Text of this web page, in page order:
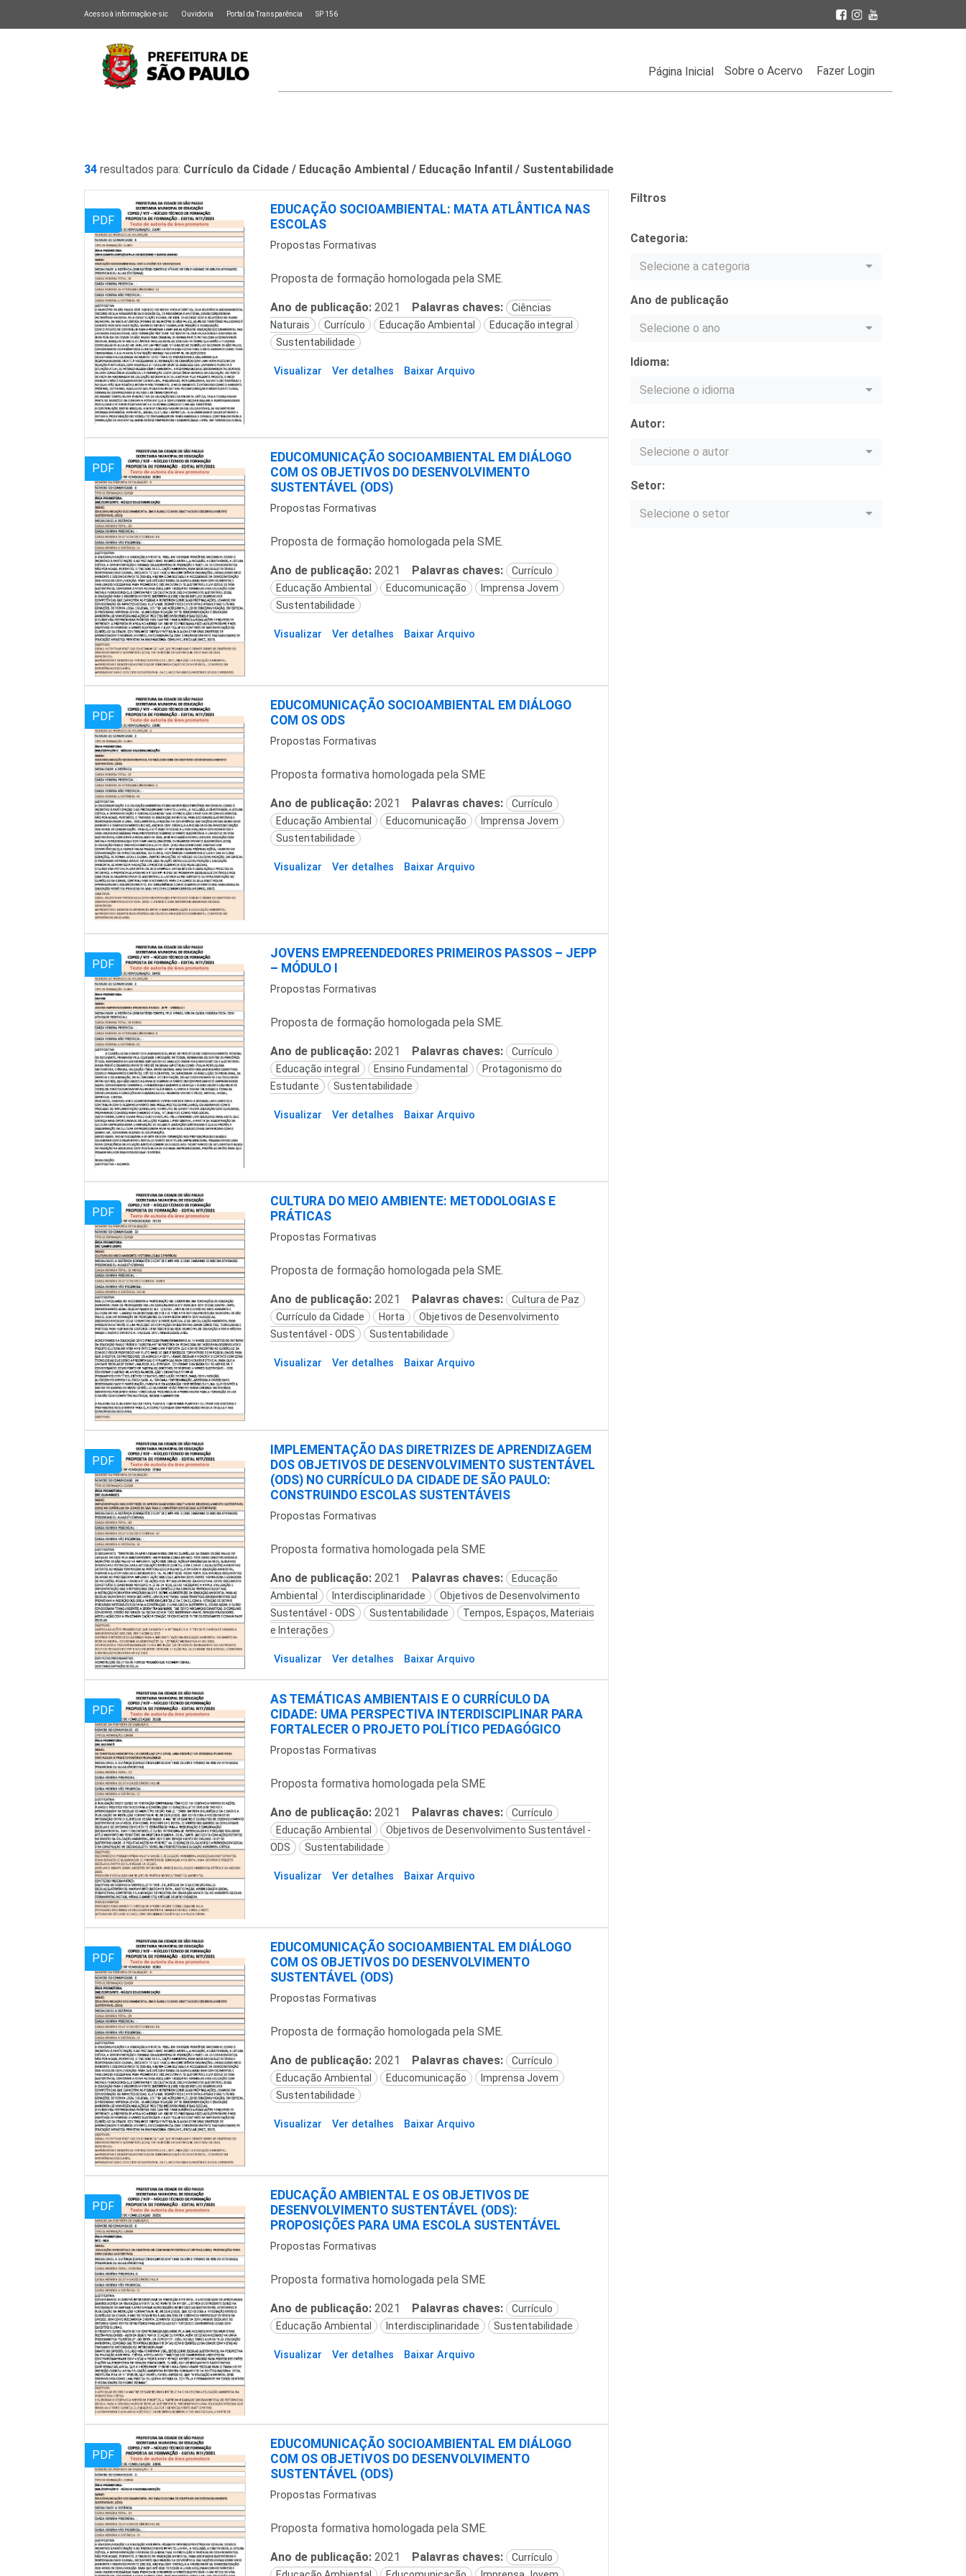
Acesso à informação e-sic Ouvidoria Portal da Transparência SP 156
Página Inicial Sobre o Acervo Fazer Login
34 resultados para: Currículo da Cidade / Educação Ambiental / Educação Infantil / Sustentabilidade
PDF
EDUCAÇÃO SOCIOAMBIENTAL: MATA ATLÂNTICA NAS
ESCOLAS
Propostas Formativas
Proposta de formação homologada pela SME.
Ano de publicação:2021 Palavras chaves:
Ciências
Naturais
Currículo Educação Ambiental
Educação integral
Sustentabilidade
Visualizar Ver detalhes Baixar Arquivo
PDF
EDUCOMUNICAÇÃO SOCIOAMBIENTAL EM DIÁLOGO
COM OS OBJETIVOS DO DESENVOLVIMENTO
SUSTENTÁVEL (ODS)
Propostas Formativas
Proposta de formação homologada pela SME.
Ano de publicação:2021 Palavras chaves:
Currículo
Educação Ambiental
Educomunicação
Imprensa Jovem
Sustentabilidade
Visualizar Ver detalhes Baixar Arquivo
PDF
EDUCOMUNICAÇÃO SOCIOAMBIENTAL EM DIÁLOGO
COM OS ODS
Propostas Formativas
Proposta formativa homologada pela SME
Ano de publicação:2021 Palavras chaves:
Currículo
Educação Ambiental
Educomunicação
Imprensa Jovem
Sustentabilidade
Visualizar Ver detalhes Baixar Arquivo
PDF
JOVENS EMPREENDEDORES PRIMEIROS PASSOS – JEPP
– MÓDULO I
Propostas Formativas
Proposta de formação homologada pela SME.
Ano de publicação:2021 Palavras chaves:
Currículo
Educação integral
Ensino Fundamental
Protagonismo do
Estudante
Sustentabilidade
Visualizar Ver detalhes Baixar Arquivo
PDF
CULTURA DO MEIO AMBIENTE: METODOLOGIAS E
PRÁTICAS
Propostas Formativas
Proposta de formação homologada pela SME.
Ano de publicação:2021 Palavras chaves:
Cultura de Paz
Currículo da Cidade
Horta
Objetivos de Desenvolvimento
Sustentável - ODS
Sustentabilidade
Visualizar Ver detalhes Baixar Arquivo
PDF
IMPLEMENTAÇÃO DAS DIRETRIZES DE APRENDIZAGEM
DOS OBJETIVOS DE DESENVOLVIMENTO SUSTENTÁVEL
(ODS) NO CURRÍCULO DA CIDADE DE SÃO PAULO:
CONSTRUINDO ESCOLAS SUSTENTÁVEIS
Propostas Formativas
Proposta formativa homologada pela SME
Ano de publicação:2021 Palavras chaves:
Educação
Ambiental
Interdisciplinaridade
Objetivos de Desenvolvimento
Sustentável - ODS
Sustentabilidade
Tempos, Espaços, Materiais
e Interações
Visualizar Ver detalhes Baixar Arquivo
PDF
AS TEMÁTICAS AMBIENTAIS E O CURRÍCULO DA
CIDADE: UMA PERSPECTIVA INTERDISCIPLINAR PARA
FORTALECER O PROJETO POLÍTICO PEDAGÓGICO
Propostas Formativas
Proposta formativa homologada pela SME
Ano de publicação:2021 Palavras chaves:
Currículo
Educação Ambiental
Objetivos de Desenvolvimento Sustentável -
ODS
Sustentabilidade
Visualizar Ver detalhes Baixar Arquivo
PDF
EDUCOMUNICAÇÃO SOCIOAMBIENTAL EM DIÁLOGO
COM OS OBJETIVOS DO DESENVOLVIMENTO
SUSTENTÁVEL (ODS)
Propostas Formativas
Proposta de formação homologada pela SME.
Ano de publicação:2021 Palavras chaves:
Currículo
Educação Ambiental
Educomunicação
Imprensa Jovem
Sustentabilidade
Visualizar Ver detalhes Baixar Arquivo
PDF
EDUCAÇÃO AMBIENTAL E OS OBJETIVOS DE
DESENVOLVIMENTO SUSTENTÁVEL (ODS):
PROPOSIÇÕES PARA UMA ESCOLA SUSTENTÁVEL
Propostas Formativas
Proposta formativa homologada pela SME
Ano de publicação:2021 Palavras chaves:
Currículo
Educação Ambiental
Interdisciplinaridade Sustentabilidade
Visualizar Ver detalhes Baixar Arquivo
PDF
EDUCOMUNICAÇÃO SOCIOAMBIENTAL EM DIÁLOGO
COM OS OBJETIVOS DO DESENVOLVIMENTO
SUSTENTÁVEL (ODS)
Propostas Formativas
Proposta formativa homologada pela SME.
Ano de publicação:2021 Palavras chaves:
Currículo
Filtros
Categoria:
Selecione a categoria
Ano de publicação
Selecione o ano
Idioma:
Selecione o idioma
Autor:
Selecione o autor
Setor:
Selecione o setor